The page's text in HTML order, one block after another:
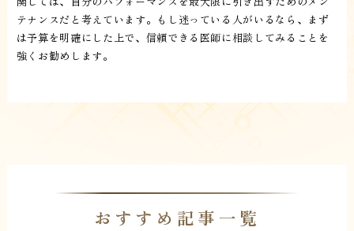
テナンスだと考えています。もし迷っている人がいるなら、まず
は予算を明確にした上で、信頼できる医師に相談してみることを
強くお勧めします。
おすすめ記事一覧